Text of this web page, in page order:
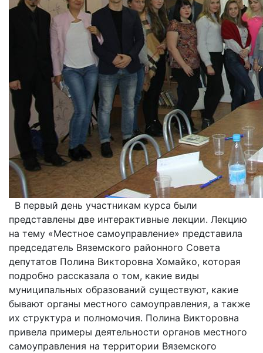
В первый день участникам курса были
представлены две интерактивные лекции. Лекцию
на тему «Местное самоуправление» представила
председатель Вяземского районного Совета
депутатов Полина Викторовна Хомайко, которая
подробно рассказала о том, какие виды
муниципальных образований существуют, какие
бывают органы местного самоуправления, а также
их структура и полномочия. Полина Викторовна
привела примеры деятельности органов местного
самоуправления на территории Вяземского